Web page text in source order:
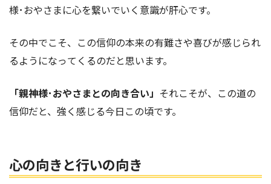
様･おやさまに心を繋いでいく意識が肝心です。
その中でこそ、この信仰の本来の有難さや喜びが感じられ
るようになってくるのだと思います。
「親神様･おやさまとの向き合い」 それこそが、この道の
信仰だと、強く感じる今日この頃です。
心の向きと行いの向き